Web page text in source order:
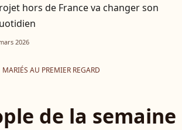
hors de France va changer son
2026
MARIÉS AU PREMIER REGARD
de la semaine